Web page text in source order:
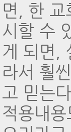
면, 한
시할 수
게 되면,
라서 훨
고 믿는
적용내